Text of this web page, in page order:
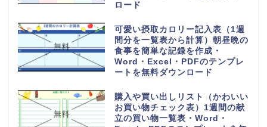
ロード
可愛い摂取カロリー記入表（1週
間分を一覧表から計算）朝昼晩の
食事を簡単な記録を作成・
Word・Excel・PDFのテンプレ
ートを無料ダウンロード
購入や買い出しリスト（かわいい
お買い物チェック表）1週間の献
立の買い物一覧表・Word・